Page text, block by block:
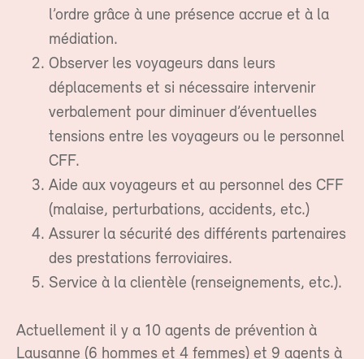
l’ordre grâce à une présence accrue et à la
médiation.
Observer les voyageurs dans leurs
déplacements et si nécessaire intervenir
verbalement pour diminuer d’éventuelles
tensions entre les voyageurs ou le personnel
CFF.
Aide aux voyageurs et au personnel des CFF
(malaise, perturbations, accidents, etc.)
Assurer la sécurité des différents partenaires
des prestations ferroviaires.
Service à la clientèle (renseignements, etc.).
Actuellement il y a 10 agents de prévention à
Lausanne (6 hommes et 4 femmes) et 9 agents à